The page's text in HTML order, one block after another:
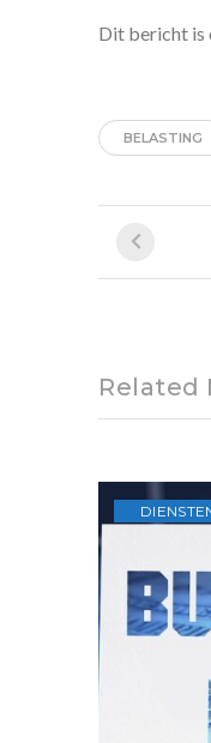
Dit bericht is
BELASTING
Related